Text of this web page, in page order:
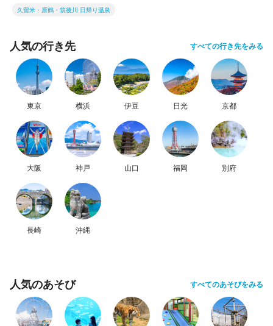
久留米・原鶴・筑後川 日帰り温泉
人気の行き先 すべての行き先をみる
東京 横浜 伊豆 日光 京都
大阪 神戸 山口 福岡 別府
長崎 沖縄
人気のあそび すべてのあそびをみる